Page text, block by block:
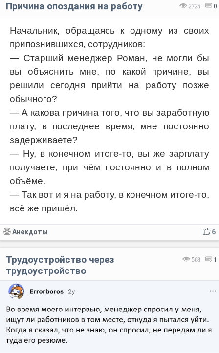
2725 0
Причина опоздания на работу
Начальник, обращаясь к одному из своих
припознившихся, сотрудников:
— Старший менеджер Роман, не могли бы
вы объяснить мне, по какой причине, вы
решили сегодня прийти на работу позже
обычного?
— А какова причина того, что вы заработную
плату, в последнее время, мне постоянно
задерживаете?
— Ну, в конечном итоге-то, вы же зарплату
получаете, при чём постоянно и в полном
объёме.
— Так вот и я на работу, в конечном итоге-то,
всё же пришёл.
6
Анекдоты
568 1
Трудоустройство через
трудоустройство